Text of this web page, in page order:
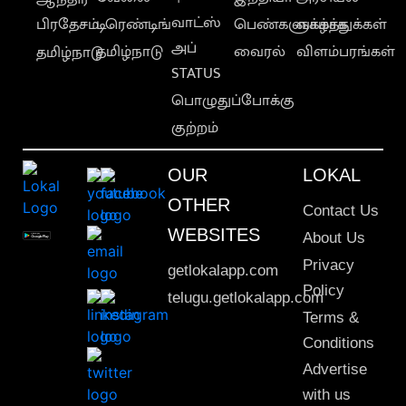
பிரதேசம்
தமிழ்நாடு
டிரெண்டிங்
தமிழ்நாடு
வாட்ஸ்
அப்
STATUS
பொழுதுப்போக்கு
குற்றம்
பெண்களுக்காக
வைரல்
வாழ்த்துக்கள்
விளம்பரங்கள்
OUR
OTHER
WEBSITES
getlokalapp.com
telugu.getlokalapp.com
LOKAL
Contact Us
About Us
Privacy
Policy
Terms &
Conditions
Advertise
with us